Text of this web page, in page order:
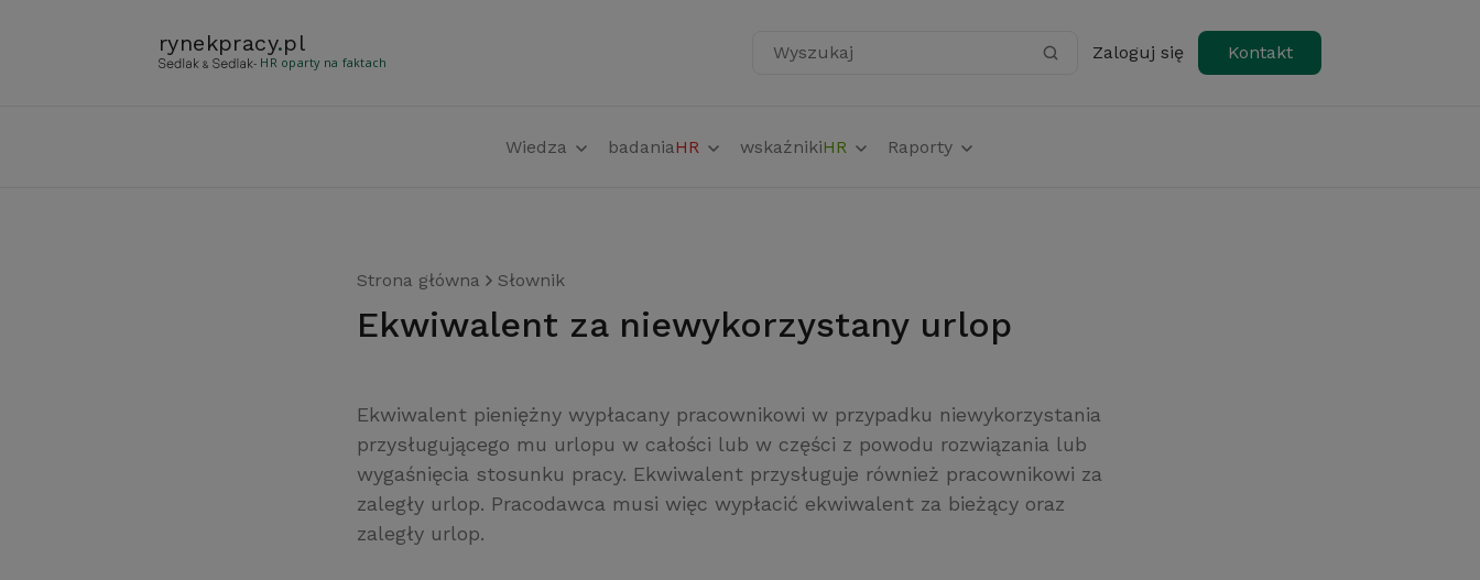
rynekpracy.pl
- HR oparty na faktach Wyszukaj Zaloguj się Kontakt
Wiedza badaniaHR wskaźnikiHR Raporty
Strona główna Słownik
ekwiwalent za niewykorzystany urlop
Ekwiwalent pieniężny wypłacany pracownikowi w przypadku niewykorzystania
przysługującego mu urlopu w całości lub w części z powodu rozwiązania lub
wygaśnięcia stosunku pracy. Ekwiwalent przysługuje również pracownikowi za
zaległy urlop. Pracodawca musi więc wypłacić ekwiwalent za bieżący oraz
zaległy urlop.